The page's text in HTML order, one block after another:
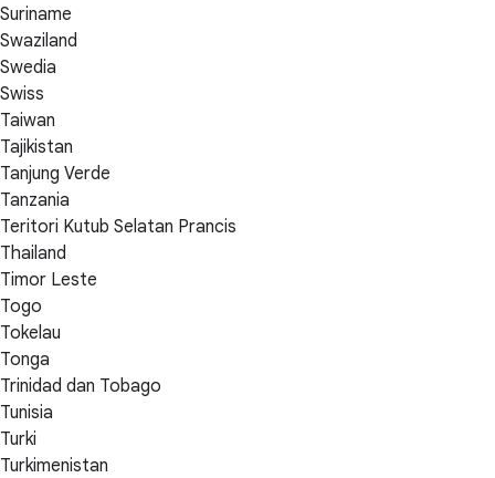
Suriname
Swaziland
Swedia
Swiss
Taiwan
Tajikistan
Tanjung Verde
Tanzania
Teritori Kutub Selatan Prancis
Thailand
Timor Leste
Togo
Tokelau
Tonga
Trinidad dan Tobago
Tunisia
Turki
Turkimenistan